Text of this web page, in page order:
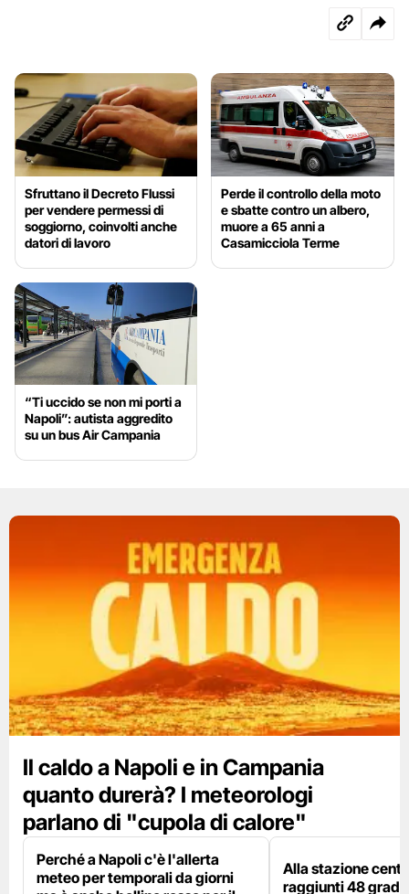
Sfruttano il Decreto Flussi
per vendere permessi di
soggiorno, coinvolti anche
datori di lavoro
Perde il controllo della moto
e sbatte contro un albero,
muore a 65 anni a
Casamicciola Terme
“Ti uccido se non mi porti a
Napoli”: autista aggredito
su un bus Air Campania
Il caldo a Napoli e in Campania
quanto durerà? I meteorologi
parlano di "cupola di calore"
Perché a Napoli c'è l'allerta
meteo per temporali da giorni
Alla stazione
raggiunti 48